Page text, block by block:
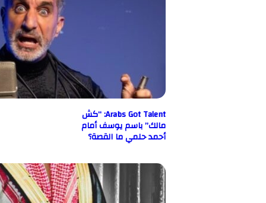
Arabs Got Talent: “كش
مالك” باسم يوسف أمام
أحمد حلمي ما القصة؟